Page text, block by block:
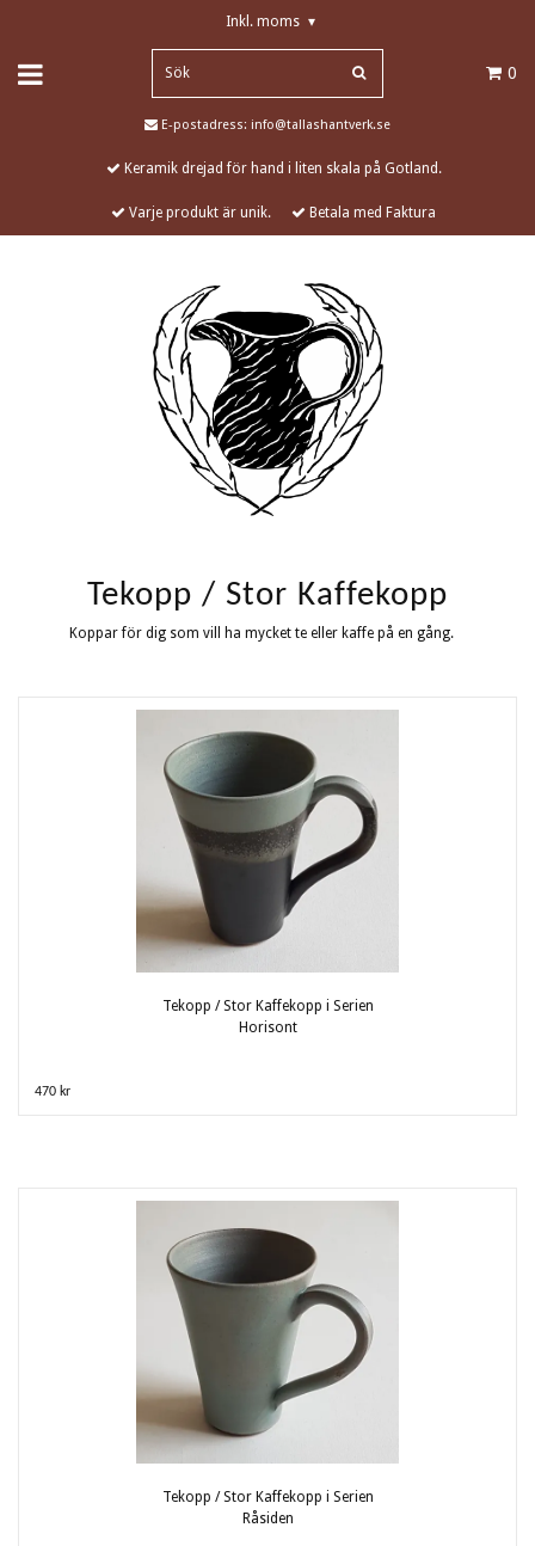
Inkl. moms ▾
0
E-postadress: info@tallashantverk.se
Keramik drejad för hand i liten skala på Gotland.
Varje produkt är unik. Betala med Faktura
Tekopp / Stor Kaffekopp
Koppar för dig som vill ha mycket te eller kaffe på en gång.
Tekopp / Stor Kaffekopp i Serien
Horisont
470 kr
Tekopp / Stor Kaffekopp i Serien
Råsiden